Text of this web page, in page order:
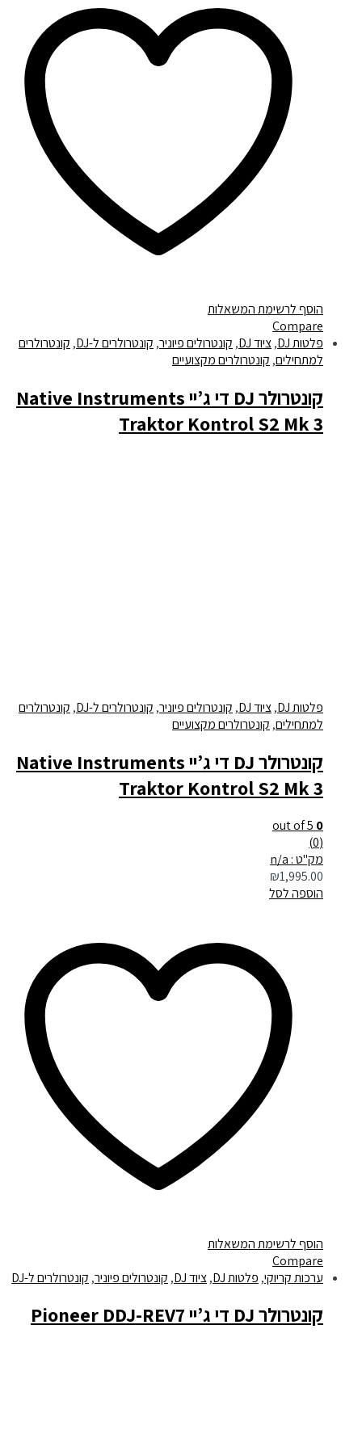
הוסף לרשימת המשאלות
Compare
פלטות DJ
,ציוד DJ ,קונטרולים פיוניר,קונטרולרים ל-DJ ,קונטרולרים
למתחילים,קונטרולרים מקצועיים
קונטרולר DJ די ג’יי Native Instruments
Traktor Kontrol S2 Mk 3
פלטות DJ ,ציוד DJ ,קונטרולים פיוניר,קונטרולרים ל-DJ ,קונטרולרים
למתחילים,קונטרולרים מקצועיים
קונטרולר DJ די ג’יי Native Instruments
Traktor Kontrol S2 Mk 3
0
out of 5
מק"ט : n/a
₪1,995.00
הוספה לסל
הוסף לרשימת המשאלות
Compare
ערכות קריוקי,פלטות DJ ,ציוד DJ ,קונטרולים פיוניר,קונטרולרים ל-DJ
קונטרולר DJ די ג’יי Pioneer DDJ-REV7